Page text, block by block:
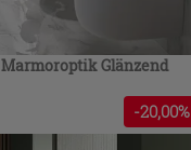
Glänzend
-20,00%